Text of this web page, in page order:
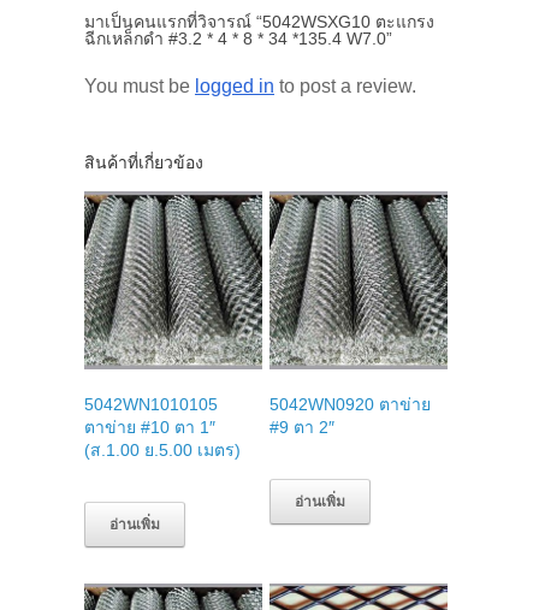
มาเป็นคนแรกที่วิจารณ์ “5042WSXG10 ตะแกรง
ฉีกเหล็กดำ #3.2 * 4 * 8 * 34 *135.4 W7.0”
You must be logged in to post a review.
สินค้าที่เกี่ยวข้อง
5042WN1010105
ตาข่าย #10 ตา 1″
(ส.1.00 ย.5.00 เมตร)
อ่านเพิ่ม
5042WN0920 ตาข่าย
#9 ตา 2″
อ่านเพิ่ม